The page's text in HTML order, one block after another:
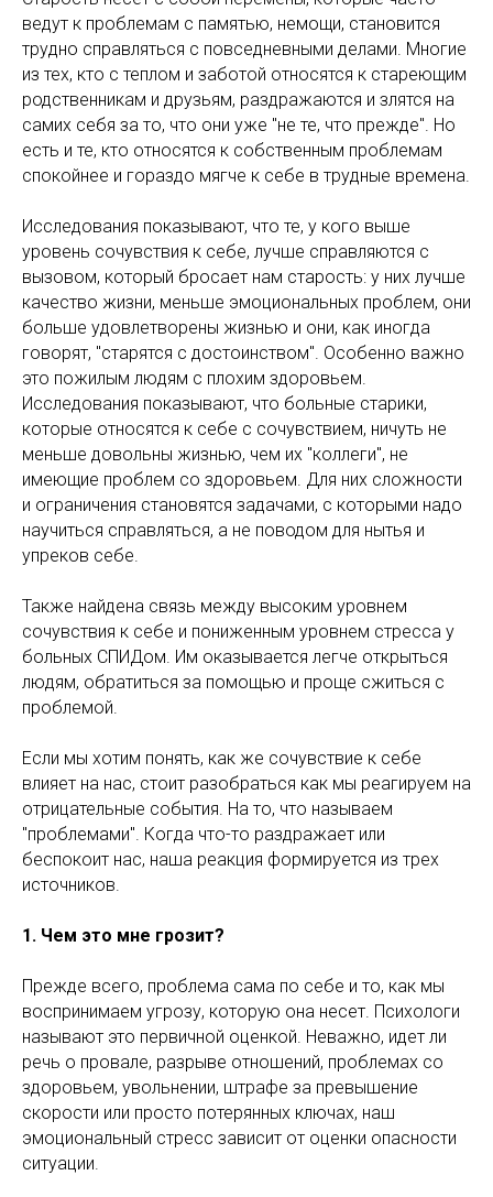
ведут к проблемам с памятью, немощи, становится
трудно справляться с повседневными делами. Многие
из тех, кто с теплом и заботой относятся к стареющим
родственникам и друзьям, раздражаются и злятся на
самих себя за то, что они уже "не те, что прежде". Но
есть и те, кто относятся к собственным проблемам
спокойнее и гораздо мягче к себе в трудные времена.
Исследования показывают, что те, у кого выше
уровень сочувствия к себе, лучше справляются с
вызовом, который бросает нам старость: у них лучше
качество жизни, меньше эмоциональных проблем, они
больше удовлетворены жизнью и они, как иногда
говорят, "старятся с достоинством". Особенно важно
это пожилым людям с плохим здоровьем.
Исследования показывают, что больные старики,
которые относятся к себе с сочувствием, ничуть не
меньше довольны жизнью, чем их "коллеги", не
имеющие проблем со здоровьем. Для них сложности
и ограничения становятся задачами, с которыми надо
научиться справляться, а не поводом для нытья и
упреков себе.
Также найдена связь между высоким уровнем
сочувствия к себе и пониженным уровнем стресса у
больных СПИДом. Им оказывается легче открыться
людям, обратиться за помощью и проще сжиться с
проблемой.
Если мы хотим понять, как же сочувствие к себе
влияет на нас, стоит разобраться как мы реагируем на
отрицательные события. На то, что называем
"проблемами". Когда что-то раздражает или
беспокоит нас, наша реакция формируется из трех
источников.
1. Чем это мне грозит?
Прежде всего, проблема сама по себе и то, как мы
воспринимаем угрозу, которую она несет. Психологи
называют это первичной оценкой. Неважно, идет ли
речь о провале, разрыве отношений, проблемах со
здоровьем, увольнении, штрафе за превышение
скорости или просто потерянных ключах, наш
эмоциональный стресс зависит от оценки опасности
ситуации.